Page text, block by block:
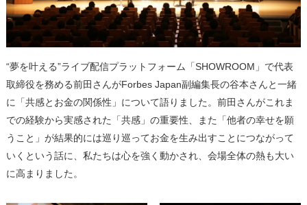
“夢を叶える”ライブ配信プラットフォーム「SHOWROOM」で代表
取締役を務める前田さんがForbes Japan副編集長の谷本さんと一緒
に「共感とお金の関係性」について語りました。前田さんがこれま
での経験から実感された「共感」の重要性、また「他者の幸せを願
うこと」が結果的には巡り巡ってお金を生み出すことにつながって
いくという話に、私たちは心を強く動かされ、会場全体の熱も大い
に高まりました。